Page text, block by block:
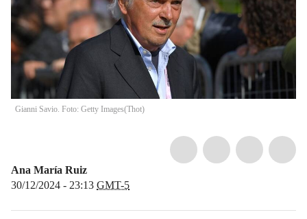
Gianni Savio. Foto: Getty Images(Thot)
Ana María Ruiz
30/12/2024 - 23:13 GMT-5